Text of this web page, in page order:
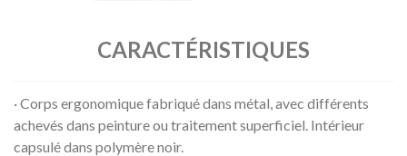
CARACTÉRISTIQUES
· Corps ergonomique fabriqué dans métal, avec différents
achevés dans peinture ou traitement superficiel. Intérieur
capsulé dans polymère noir.